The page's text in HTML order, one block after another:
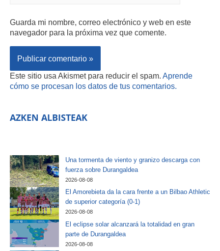
Guarda mi nombre, correo electrónico y web en este
navegador para la próxima vez que comente.
Este sitio usa Akismet para reducir el spam. Aprende
cómo se procesan los datos de tus comentarios.
AZKEN ALBISTEAK
Una tormenta de viento y granizo descarga con
fuerza sobre Durangaldea
2026-08-08
El Amorebieta da la cara frente a un Bilbao Athletic
de superior categoría (0-1)
2026-08-08
El eclipse solar alcanzará la totalidad en gran
parte de Durangaldea
2026-08-08